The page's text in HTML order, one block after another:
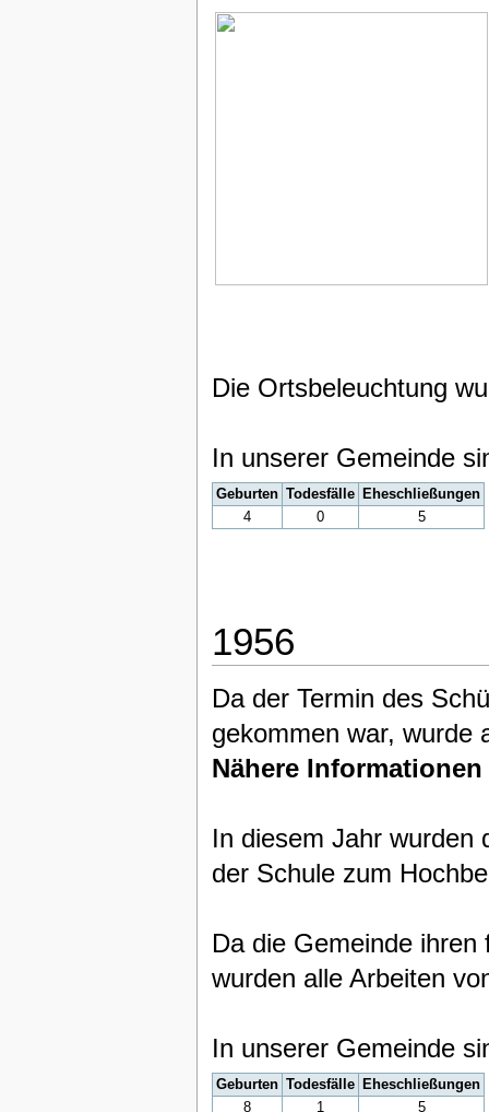
Die Ortsbeleuchtung
In unserer Gemeinde
Geburten Todesfälle
Eheschließungen
4
0 5
1956
Da der Termin des
gekommen war, wurde
Nähere
In diesem Jahr wurden
der Schule zum
Da die Gemeinde
wurden alle Arbeiten
In unserer Gemeinde
Geburten Todesfälle
Eheschließungen
8
1 5